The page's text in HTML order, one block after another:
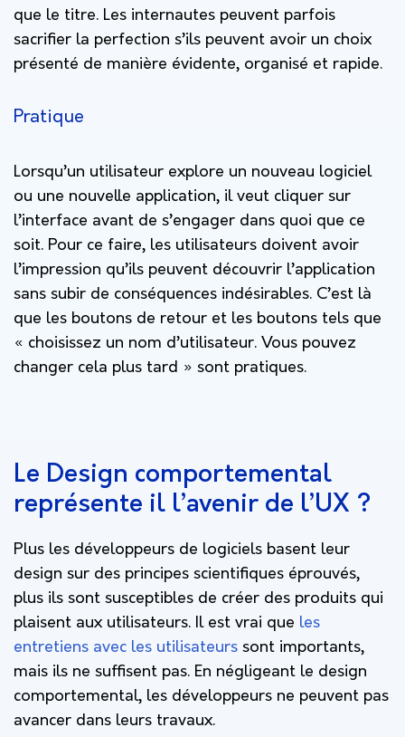
que le titre. Les internautes peuvent parfois
sacrifier la perfection s’ils peuvent avoir un choix
présenté de manière évidente, organisé et rapide.
Pratique
Lorsqu’un utilisateur explore un nouveau logiciel
ou une nouvelle application, il veut cliquer sur
l’interface avant de s’engager dans quoi que ce
soit. Pour ce faire, les utilisateurs doivent avoir
l’impression qu’ils peuvent découvrir l’application
sans subir de conséquences indésirables. C’est là
que les boutons de retour et les boutons tels que
« choisissez un nom d’utilisateur. Vous pouvez
changer cela plus tard » sont pratiques.
Le Design comportemental
représente il l’avenir de l’UX ?
Plus les développeurs de logiciels basent leur
design sur des principes scientifiques éprouvés,
plus ils sont susceptibles de créer des produits qui
plaisent aux utilisateurs. Il est vrai que les
entretiens avec les utilisateurs sont importants,
mais ils ne suffisent pas. En négligeant le design
comportemental, les développeurs ne peuvent pas
avancer dans leurs travaux.